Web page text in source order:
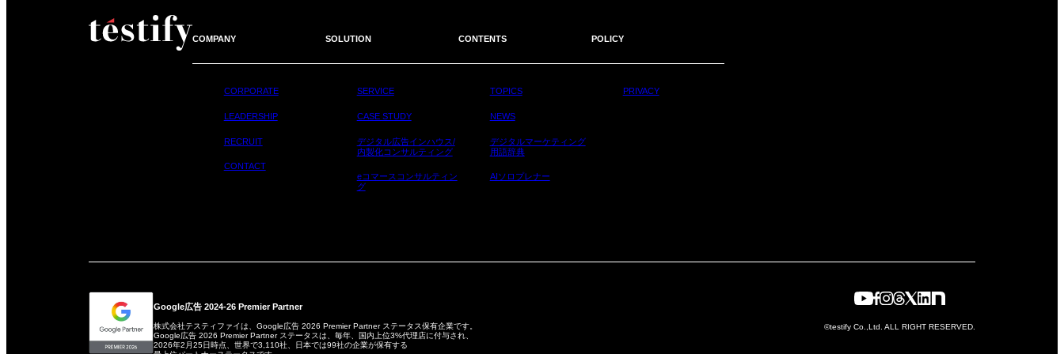
COMPANY
CORPORATE
LEADERSHIP
RECRUIT
CONTACT
SOLUTION
SERVICE
CASE STUDY
デジタル広告インハウス/
内製化コンサルティング
eコマースコンサルティン
グ
CONTENTS
TOPICS
NEWS
デジタルマーケティング
用語辞典
AIソロプレナー
POLICY
PRIVACY
Google広告 2024-26 Premier Partner
株式会社テスティファイは、Google広告 2026 Premier Partner ステータス保有企業です。
Google広告 2026 Premier Partner ステータスは、毎年、国内上位3%代理店に付与され、
2026年2月25日時点、世界で3,110社、日本では99社の企業が保有する
©testify Co.,Ltd. ALL RIGHT RESERVED.